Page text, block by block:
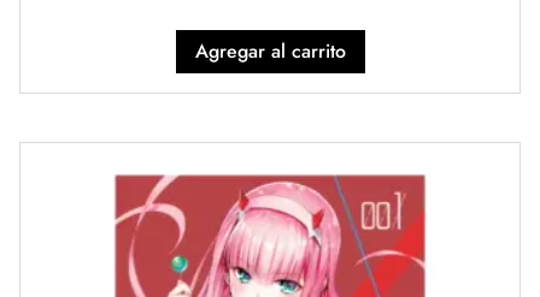
Agregar al carrito